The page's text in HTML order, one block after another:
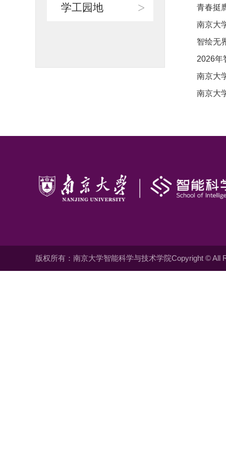
学工园地 >
青春挺
南京大
智绘无
2026年
南京大
南京大
版权所有：南京大学智能科学与技术学院Copyright © All